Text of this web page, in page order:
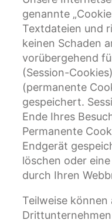
genannte
Textdateien und
keinen Schaden
vorübergehend
(Session-
(permanente
gespeichert.
Ende Ihres
Permanente
Endgerät
löschen oder
durch Ihren
Teilweise können